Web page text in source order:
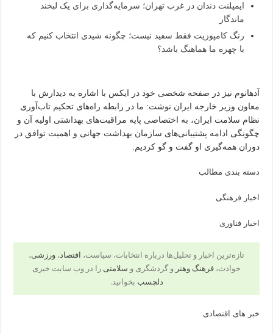
ایمپلنت دندان در غرب تهران؛ سرمایه‌گذاری برای یک لبخند
ماندگار
رنگ کامپوزیت فقط سفید نیست؛ چگونه شیدی انتخاب کنیم که
با چهره ما هماهنگ باشد؟
آدهانوم نیز در صفحه شخصی خود در ایکس با اشاره به دیدارش با
معاون وزیر خارجه ایران نوشت: ما در رابطه راه‌های تحکیم تاب‌آوری
نظام سلامت ایران، به اختصاصی پایه مراقبت‌های بهداشتی اولیه آن و
چگونگی ادامه پشتیبانی‌های سازمان بهداشت جهانی و اهمیت توافق در
دوران همه‌گیری او گفت و گو کردیم.
دسته بندی مطالب
اخبار فرهنگی
اخبار فناوری
تازه‌ترین اخبار و تحلیل‌ها درباره انتخابات، سیاست، اقتصاد، ورزشی،
حوادث، فرهنگ وهنر و گردشگری و سلامتی را در وب سایت خبری
دلچسب بخوانید.
خبر های اقتصادی